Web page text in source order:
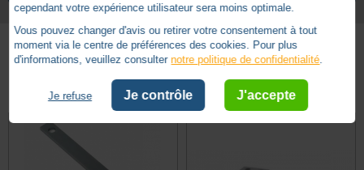
cependant votre expérience utilisateur sera moins optimale.
Vous pouvez changer d'avis ou retirer votre consentement à tout
moment via le centre de préférences des cookies. Pour plus
d'informations, veuillez consulter notre politique de confidentialité.
Je refuse Je contrôle J'accepte